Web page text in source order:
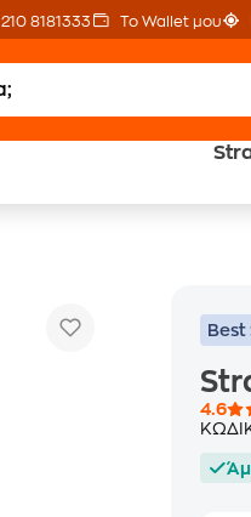
210 8181333 Το Wallet μου
Δωρεάν
Best
4.6